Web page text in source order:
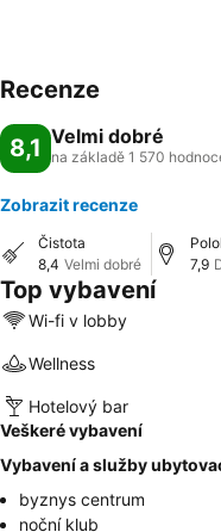
Recenze
8,1 Velmi dobré
na základě 1 570
Zobrazit recenze
Čistota
8,4 Velmi dobré
7,9
Top vybavení
Wi-fi v lobby
Wellness
Hotelový bar
Veškeré vybavení
Vybavení a služby
byznys centrum
noční klub